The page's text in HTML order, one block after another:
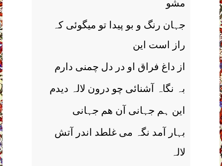
مشو
جہان رنگ و بو پیدا تو میگوئی کہ
راز است این
از داغ فراق او در دل چمنی دارم
بہ نگاہ آشنائی چو درون لالہ دیدم
این ہم جہانی آن ھم جہانی
بہار آمد نگہ می غلطد اندر آتش
لالہ